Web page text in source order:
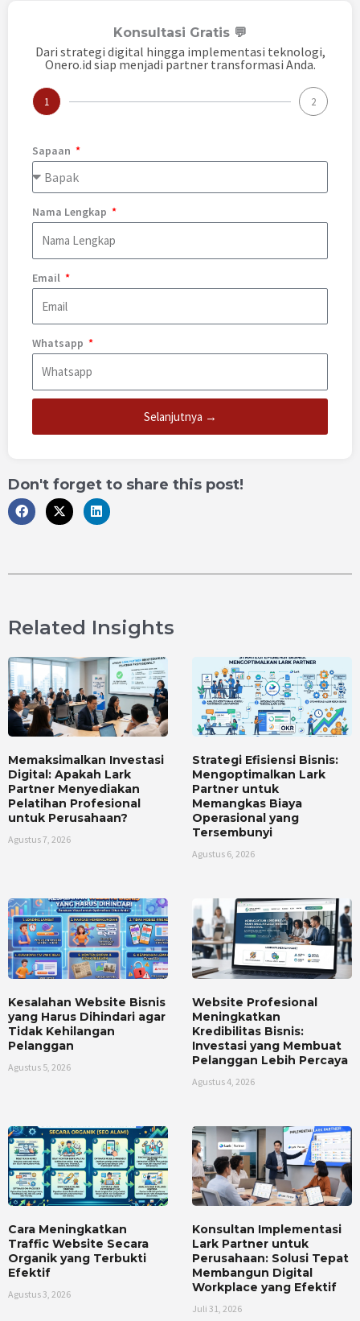
Konsultasi Gratis 💬
Dari strategi digital hingga implementasi teknologi,
Onero.id siap menjadi partner transformasi Anda.
1 2
Sapaan
Nama Lengkap
Email
Whatsapp
Selanjutnya →
Don't forget to share this post!
Related Insights
Memaksimalkan Investasi
Digital: Apakah Lark
Partner Menyediakan
Pelatihan Profesional
untuk Perusahaan?
Agustus 7, 2026
Strategi Efisiensi Bisnis:
Mengoptimalkan Lark
Partner untuk
Memangkas Biaya
Operasional yang
Tersembunyi
Agustus 6, 2026
Kesalahan Website Bisnis
yang Harus Dihindari agar
Tidak Kehilangan
Pelanggan
Agustus 5, 2026
Website Profesional
Meningkatkan
Kredibilitas Bisnis:
Investasi yang Membuat
Pelanggan Lebih Percaya
Agustus 4, 2026
Cara Meningkatkan
Traffic Website Secara
Organik yang Terbukti
Efektif
Agustus 3, 2026
Konsultan Implementasi
Lark Partner untuk
Perusahaan: Solusi Tepat
Membangun Digital
Workplace yang Efektif
Juli 31, 2026